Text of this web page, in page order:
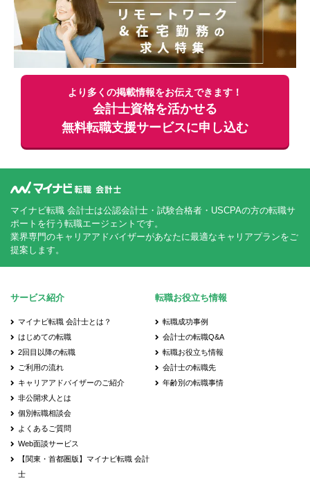
より多くの掲載情報をお伝えできます！
会計士資格を活かせる
無料転職支援サービスに申し込む
マイナビ転職 会計士は公認会計士・試験合格者・USCPAの方の転職サ
ポートを行う転職エージェントです。
業界専門のキャリアアドバイザーがあなたに最適なキャリアプランをご
提案します。
サービス紹介
マイナビ転職 会計士とは？
はじめての転職
2回目以降の転職
ご利用の流れ
キャリアアドバイザーのご紹介
非公開求人とは
個別転職相談会
よくあるご質問
Web面談サービス
【関東・首都圏版】マイナビ転職 会計
士
転職お役立ち情報
転職成功事例
会計士の転職Q&A
転職お役立ち情報
会計士の転職先
年齢別の転職事情